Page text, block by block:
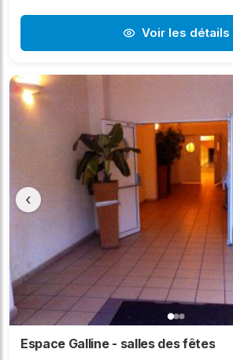
Voir les détails
‹
Espace Galline - salles des fêtes